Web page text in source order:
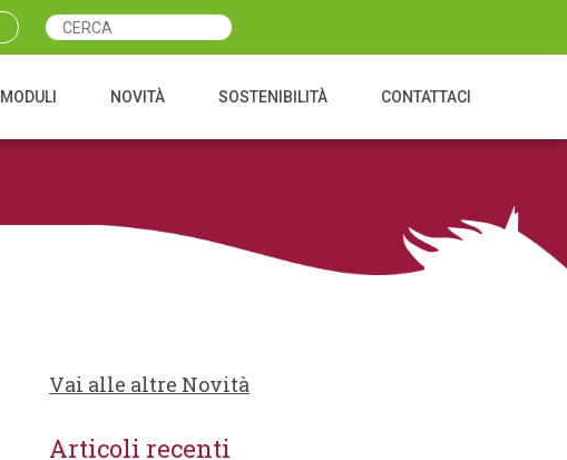
MODULI NOVITÀ SOSTENIBILITÀ CONTATTACI
Vai alle altre Novità
Articoli recenti